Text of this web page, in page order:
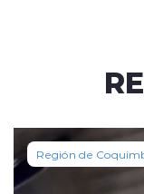
Región de